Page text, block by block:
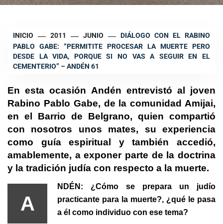
INICIO 2011 JUNIO
DIÁLOGO CON EL RABINO
PABLO GABE: “PERMITITE PROCESAR LA MUERTE PERO
DESDE LA VIDA, PORQUE SI NO VAS A SEGUIR EN EL
CEMENTERIO” – ANDÉN 61
En esta ocasión Andén entrevistó al joven
Rabino Pablo Gabe, de la comunidad Amijai,
en el Barrio de Belgrano, quien compartió
con nosotros unos mates, su experiencia
como guía espiritual y también accedió,
amablemente, a exponer parte de la doctrina
y la tradición judía con respecto a la muerte.
A
NDÉN: ¿Cómo se prepara un judío
practicante para la muerte?, ¿qué le pasa
a él como individuo con ese tema?